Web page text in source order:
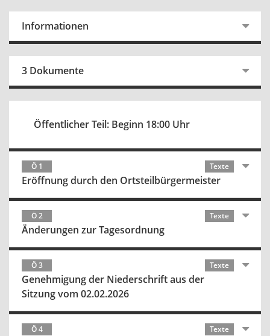
Informationen
3 Dokumente
Öffentlicher Teil: Beginn 18:00 Uhr
Ö 1 Texte
Eröffnung durch den Ortsteilbürgermeister
Ö 2 Texte
Änderungen zur Tagesordnung
Ö 3 Texte
Genehmigung der Niederschrift aus der
Sitzung vom 02.02.2026
Ö 4 Texte